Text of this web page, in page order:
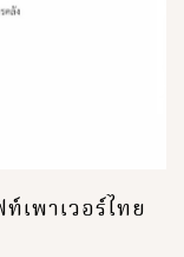
เพาเวอร์ไทย